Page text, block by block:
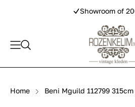
Showroom of
Home Beni Mguild 112799